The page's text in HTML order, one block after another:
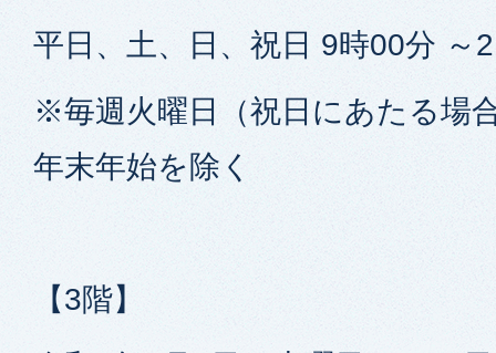
平日、土、日、祝日 9時00分 ～
※毎週火曜日（祝日にあたる場
年末年始を除く
【3階】